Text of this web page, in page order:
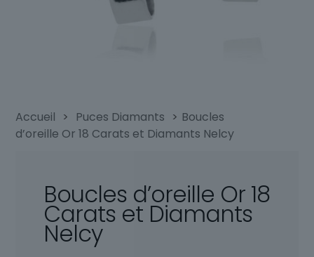
Accueil > Puces Diamants > Boucles
d’oreille Or 18 Carats et Diamants Nelcy
Boucles d’oreille Or 18
Carats et Diamants
Nelcy